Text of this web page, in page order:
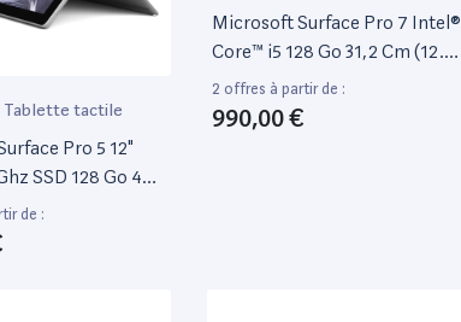
Tablette tactile
Pro 5 12"
SSD 128 Go 4
de :
Microsoft Surface Pro 7 Intel®
Core™ i5 128 Go 31,2 Cm (12.3 )
8 Go Wi-Fi 6 (802.11Ax)
Windows 10 Pro Platine -
Excellent État
2 offres à partir de :
990,00 €